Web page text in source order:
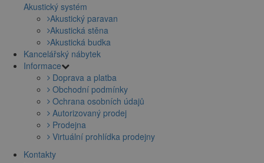
Akustický systém
Akustický paravan
Akustická stěna
Akustická budka
Kancelářský nábytek
Informace
Doprava a platba
Obchodní podmínky
Ochrana osobních údajů
Autorizovaný prodej
Prodejna
Virtuální prohlídka prodejny
Kontakty